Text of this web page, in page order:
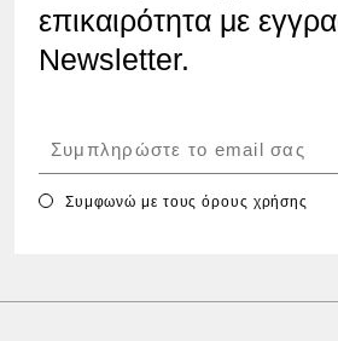
επικαιρότητα με
Newsletter.
Συμφωνώ με τουςόρους χρήσης